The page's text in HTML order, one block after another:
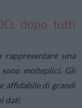
dopo tutti
una
molteplici. Gli
affidabile di grandi
dati.